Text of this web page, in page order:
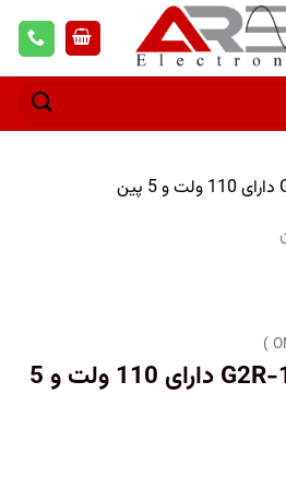
رله امرن مدل G2R-1-SN دارای 110 ولت و 5